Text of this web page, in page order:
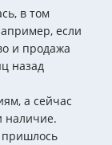
в том
если
и продажа
назад
а сейчас
наличие.
пришлось